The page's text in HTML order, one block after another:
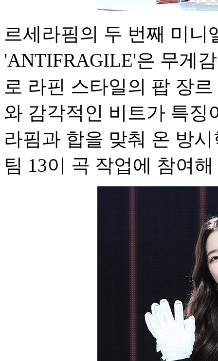
르세라핌의 두 번째 미니
'ANTIFRAGILE'은 무게
로 라핀 스타일의 팝 장
와 감각적인 비트가 특징
라핌과 합을 맞춰 온 방
팀 13이 곡 작업에 참여